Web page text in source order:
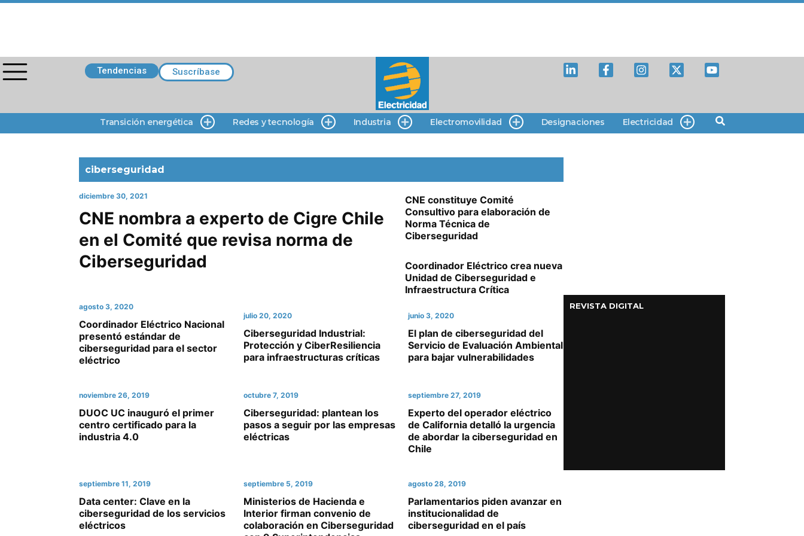
Tendencias Suscríbase
Transición energética Redes y tecnología Industria Electromovilidad Designaciones Electricidad
ciberseguridad
diciembre 30, 2021
CNE nombra a experto de Cigre Chile
en el Comité que revisa norma de
Ciberseguridad
CNE constituye Comité
Consultivo para elaboración de
Norma Técnica de
Ciberseguridad
Coordinador Eléctrico crea nueva
Unidad de Ciberseguridad e
Infraestructura Crítica
agosto 3, 2020
Coordinador Eléctrico Nacional
presentó estándar de
ciberseguridad para el sector
eléctrico
julio 20, 2020
Ciberseguridad Industrial:
Protección y CiberResiliencia
para infraestructuras críticas
junio 3, 2020
El plan de ciberseguridad del
Servicio de Evaluación Ambiental
para bajar vulnerabilidades
noviembre 26, 2019
DUOC UC inauguró el primer
centro certificado para la
industria 4.0
octubre 7, 2019
Ciberseguridad: plantean los
pasos a seguir por las empresas
eléctricas
septiembre 27, 2019
Experto del operador eléctrico
de California detalló la urgencia
de abordar la ciberseguridad en
Chile
septiembre 11, 2019
Data center: Clave en la
ciberseguridad de los servicios
eléctricos
septiembre 5, 2019
Ministerios de Hacienda e
Interior firman convenio de
colaboración en Ciberseguridad
agosto 28, 2019
Parlamentarios piden avanzar en
institucionalidad de
ciberseguridad en el país
REVISTA DIGITAL